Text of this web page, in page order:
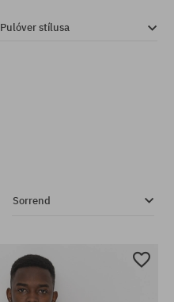
Pulóver stílusa
Sorrend